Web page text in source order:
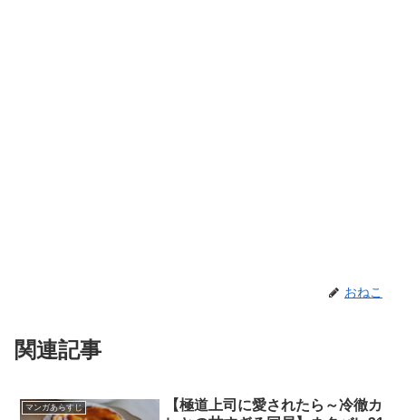
おねこ
関連記事
マンガあらすじ
【極道上司に愛されたら～冷徹カ